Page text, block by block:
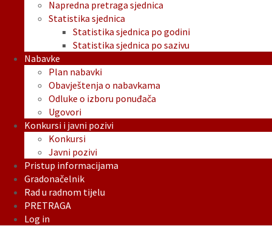
Napredna pretraga sjednica
Statistika sjednica
Statistika sjednica po godini
Statistika sjednica po sazivu
Nabavke
Plan nabavki
Obavještenja o nabavkama
Odluke o izboru ponuđača
Ugovori
Konkursi i javni pozivi
Konkursi
Javni pozivi
Pristup informacijama
Gradonačelnik
Rad u radnom tijelu
PRETRAGA
Log in